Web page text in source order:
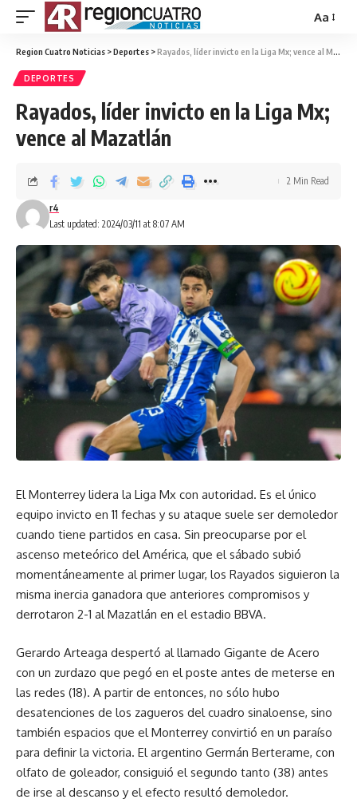
Aa
Region Cuatro Noticias >Deportes >Rayados, líder invicto en la Liga Mx; vence al Mazatlán
DEPORTES
Rayados, líder invicto en la Liga Mx;
vence al Mazatlán
Last updated: 2024/03/11 at 8:07 AM
r4
2 Min Read
El Monterrey lidera la Liga Mx con autoridad. Es el único
equipo invicto en 11 fechas y su ataque suele ser demoledor
cuando tiene partidos en casa. Sin preocuparse por el
ascenso meteórico del América, que el sábado subió
momentáneamente al primer lugar, los Rayados siguieron la
misma inercia ganadora que anteriores compromisos y
derrotaron 2-1 al Mazatlán en el estadio BBVA.
Gerardo Arteaga despertó al llamado Gigante de Acero
con un zurdazo que pegó en el poste antes de meterse en
las redes (18). A partir de entonces, no sólo hubo
desatenciones de los zagueros del cuadro sinaloense, sino
también espacios que el Monterrey convirtió en un paraíso
para definir la victoria. El argentino Germán Berterame, con
olfato de goleador, consiguió el segundo tanto (38) antes
de irse al descanso y el efecto resultó demoledor.